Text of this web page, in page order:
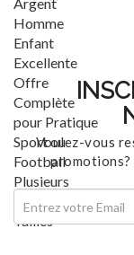
Voulez-vous